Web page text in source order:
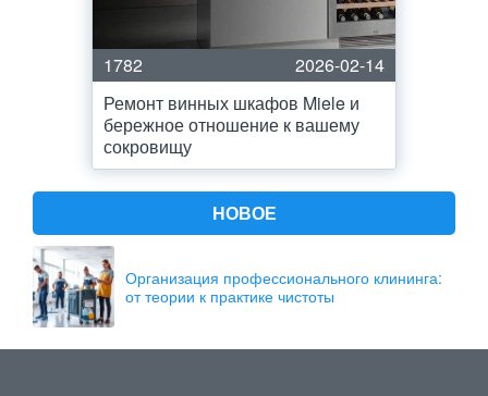
1782
2026-02-14
Ремонт винных шкафов Miele и
бережное отношение к вашему
сокровищу
НОВОЕ
Организация профессионального клининга:
от теории к практике чистоты